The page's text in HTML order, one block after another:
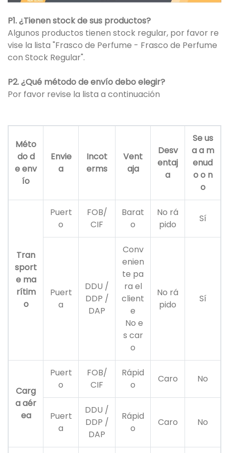
P1. ¿Tienen stock de sus productos?
Algunos productos tienen stock regular, por favor re
vise la lista "Frasco de Perfume - Frasco de Perfume
con Stock Regular".
P2. ¿Qué método de envío debo elegir?
Por favor revise la lista a continuación
Méto
do d
e env
ío
Envie
a
Incot
erms
Vent
aja
Desv
entaj
a
Se us
a a m
enud
o o n
o
Tran
sport
e ma
rítim
o
Puert
o
FOB/
CIF
Barat
o
No rá
pido
Sí
Puert
a
DDU /
DDP /
DAP
Conv
enien
te pa
ra el
client
e
No e
s car
o
No rá
pido
Sí
Carg
a aér
ea
Puert
o
FOB/
CIF
Rápid
o
Caro No
Puert
a
DDU /
DDP /
DAP
Rápid
o
Caro No